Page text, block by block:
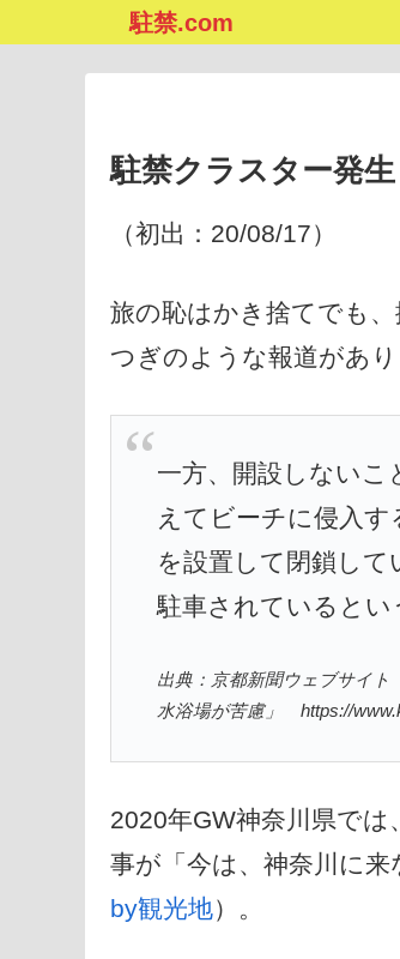
駐禁.com
駐禁クラスター発生
（初出：20/08/17）
旅の恥はかき捨てでも
つぎのような報道があり
一方、開設しないこ
えてビーチに侵入
を設置して閉鎖し
駐車されているとい
出典：京都新聞ウェブサイ
水浴場が苦慮」 https://
2020年GW神奈川県で
事が「今は、神奈川に来
by観光地）。